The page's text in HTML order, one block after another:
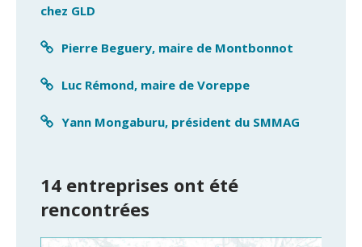
chez GLD
Pierre Beguery, maire de Montbonnot
Luc Rémond, maire de Voreppe
Yann Mongaburu, président du SMMAG
14 entreprises ont été
rencontrées